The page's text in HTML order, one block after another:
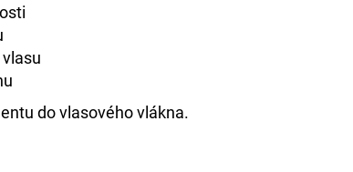
do vlasového vlákna.